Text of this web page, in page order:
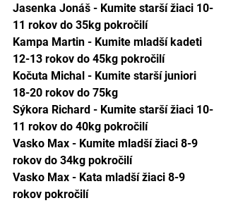
Jasenka Jonáš - Kumite starší žiaci 10-
11 rokov do 35kg pokročilí
Kampa Martin - Kumite mladší kadeti
12-13 rokov do 45kg pokročilí
Kočuta Michal - Kumite starší juniori
18-20 rokov do 75kg
Sýkora Richard - Kumite starší žiaci 10-
11 rokov do 40kg pokročilí
Vasko Max - Kumite mladší žiaci 8-9
rokov do 34kg pokročilí
Vasko Max - Kata mladší žiaci 8-9
rokov pokročilí